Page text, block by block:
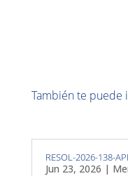
También te puede
RESOL-2026-138-
Jun 23, 2026 |